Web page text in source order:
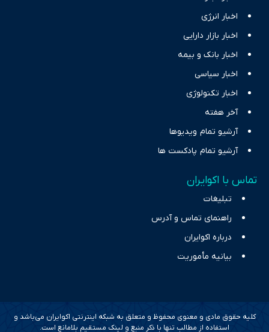
اخبار انرژی
اخبار بازار دارایی
اخبار بانک و بیمه
اخبار سیاسی
اخبار تکنولوژی
آخر هفته
آرشیو تمام ویدیوها
آرشیو تمام پادکست ها
تماس با اکوایران
تبلیغات
راهنمای تماس و آدرس
درباره اکوایران
بیانیه مأموریت
کلیه حقوق مادی و معنوی محفوظ و متعلق به شبکه اینترنتی اکوایران می‌باشد و
استفاده از مطالب تنها با ذکر منبع و لینک مستقیم بلامانع است.